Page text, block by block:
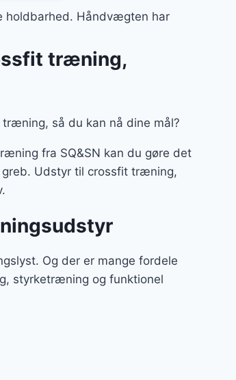
holdbarhed. Håndvægten har
træning,
så du kan nå dine mål?
fra SQ&SN kan du gøre det
Udstyr til crossfit træning,
Og der er mange fordele
styrketræning og funktionel